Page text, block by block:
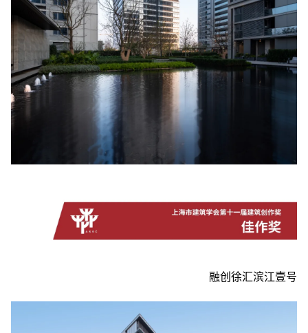
融创徐汇滨江壹号